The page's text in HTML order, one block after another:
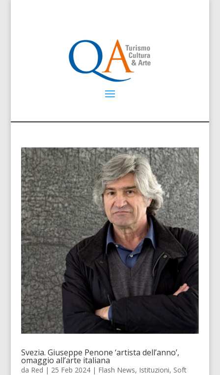
Svezia. Giuseppe Penone ‘artista dell’anno’,
omaggio all’arte italiana
da Red | 25 Feb 2024| Flash News, Istituzioni, Soft